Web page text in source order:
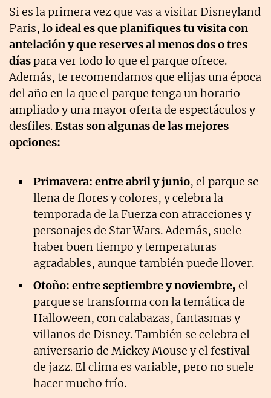
Si es la primera vez que vas a visitar Disneyland
Paris, lo ideal es que planifiques tu visita con
antelación y que reserves al menos dos o tres
díaspara ver todo lo que el parque ofrece.
Además, te recomendamos que elijas una época
del año en la que el parque tenga un horario
ampliado y una mayor oferta de espectáculos y
desfiles.Estas son algunas de las mejores
opciones:
Primavera: entre abril y junio, el parque se
llena de flores y colores, y celebra la
temporada de la Fuerza con atracciones y
personajes de Star Wars. Además, suele
haber buen tiempo y temperaturas
agradables, aunque también puede llover.
Otoño: entre septiembre y noviembre, el
parque se transforma con la temática de
Halloween, con calabazas, fantasmas y
villanos de Disney. También se celebra el
aniversario de Mickey Mouse y el festival
de jazz. El clima es variable, pero no suele
hacer mucho frío.